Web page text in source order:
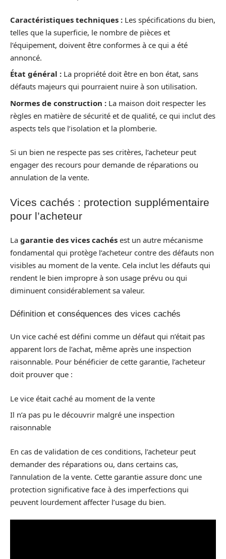
Caractéristiques techniques : Les spécifications du bien,
telles que la superficie, le nombre de pièces et
l’équipement, doivent être conformes à ce qui a été
annoncé.
État général : La propriété doit être en bon état, sans
défauts majeurs qui pourraient nuire à son utilisation.
Normes de construction : La maison doit respecter les
règles en matière de sécurité et de qualité, ce qui inclut des
aspects tels que l’isolation et la plomberie.
Si un bien ne respecte pas ses critères, l’acheteur peut
engager des recours pour demande de réparations ou
annulation de la vente.
Vices cachés : protection supplémentaire
pour l’acheteur
La garantie des vices cachés est un autre mécanisme
fondamental qui protège l’acheteur contre des défauts non
visibles au moment de la vente. Cela inclut les défauts qui
rendent le bien impropre à son usage prévu ou qui
diminuent considérablement sa valeur.
Définition et conséquences des vices cachés
Un vice caché est défini comme un défaut qui n’était pas
apparent lors de l’achat, même après une inspection
raisonnable. Pour bénéficier de cette garantie, l’acheteur
doit prouver que :
Le vice était caché au moment de la vente
Il n’a pas pu le découvrir malgré une inspection
raisonnable
En cas de validation de ces conditions, l’acheteur peut
demander des réparations ou, dans certains cas,
l’annulation de la vente. Cette garantie assure donc une
protection significative face à des imperfections qui
peuvent lourdement affecter l’usage du bien.